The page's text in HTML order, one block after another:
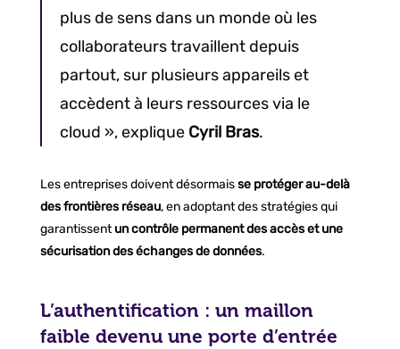
plus de sens dans un monde où les
collaborateurs travaillent depuis
partout, sur plusieurs appareils et
accèdent à leurs ressources via le
cloud », explique Cyril Bras.
Les entreprises doivent désormaisse protéger au-delà
des frontières réseau, en adoptant des stratégies qui
garantissentun contrôle permanent des accès et une
sécurisation des échanges de données.
L’authentification : un maillon
faible devenu une porte d’entrée